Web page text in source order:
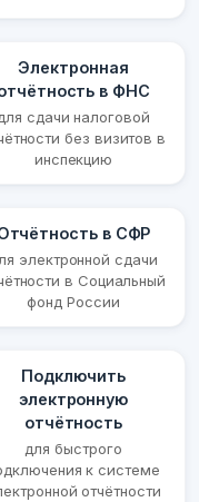
Электронная
в ФНС
сдачи налоговой
без визитов в
инспекцию
в СФР
электронной сдачи
в Социальный
фонд России
Подключить
электронную
отчётность
для быстрого
к системе
отчётности